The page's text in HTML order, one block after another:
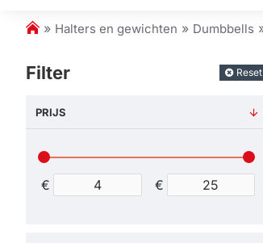
h
m
e
Halters en gewichten Dumbbells
Filter Reset
PRIJS
€ €